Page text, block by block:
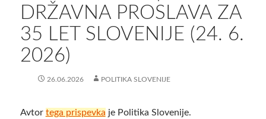
DRŽAVNA PROSLAVA ZA
35 LET SLOVENIJE (24. 6.
2026)
26.06.2026 POLITIKA SLOVENIJE
Avtor tega prispevka je Politika Slovenije.